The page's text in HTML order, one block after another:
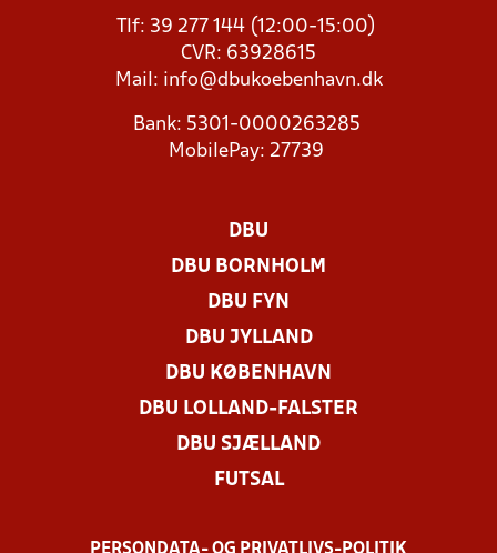
Tlf: 39 277 144 (12:00-15:00)
CVR: 63928615
Mail: info@dbukoebenhavn.dk
Bank: 5301-0000263285
MobilePay: 27739
DBU
DBU BORNHOLM
DBU FYN
DBU JYLLAND
DBU KØBENHAVN
DBU LOLLAND-FALSTER
DBU SJÆLLAND
FUTSAL